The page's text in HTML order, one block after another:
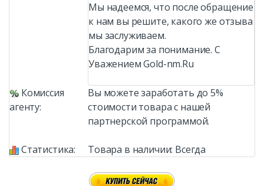
Мы надеемся, что после обращение
к нам вы решите, какого же отзыва
мы заслуживаем.
Благодарим за понимание. С
Уважением Gold-nm.Ru
Комиссия
агенту:
Вы можете заработать до 5%
стоимости товара с нашей
партнерской программой.
Статистика: Товара в наличии: Всегда